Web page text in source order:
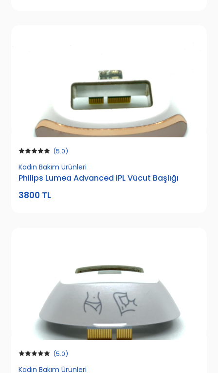
(5.0)
Kadın Bakım Ürünleri
Philips Lumea Advanced IPL Vücut Başlığı
3800 TL
(5.0)
Kadın Bakım Ürünleri